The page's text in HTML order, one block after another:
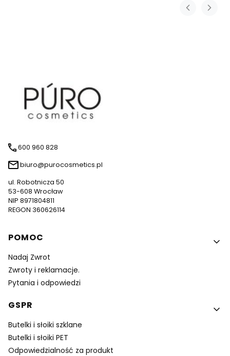
600 960 828
biuro@purocosmetics.pl
ul. Robotnicza 50
53-608 Wrocław
NIP 8971804811
REGON 360626114
Linki w stopce
POMOC
Nadaj Zwrot
Zwroty i reklamacje.
Pytania i odpowiedzi
GSPR
Butelki i słoiki szklane
Butelki i słoiki PET
Odpowiedzialność za produkt